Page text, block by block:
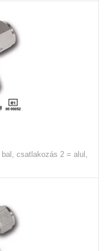
csatlakozás 2 = alul,